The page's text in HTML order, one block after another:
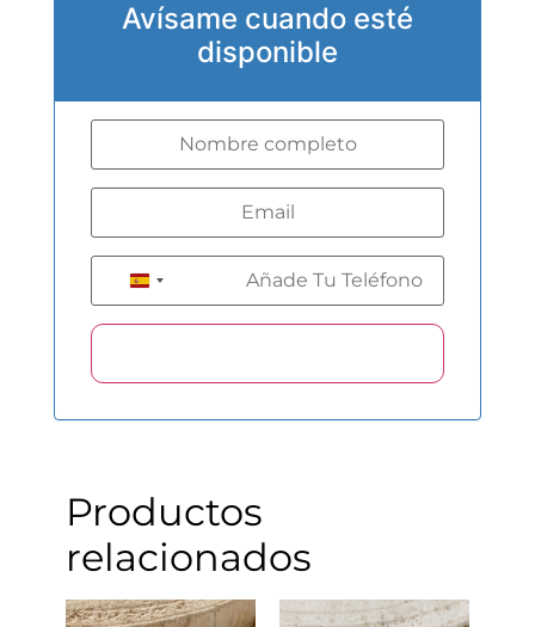
Avísame cuando esté
disponible
Spain +34
Productos
relacionados